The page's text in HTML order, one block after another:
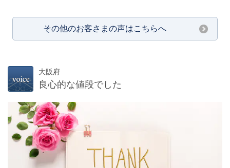
その他のお客さまの声はこちらへ
大阪府
良心的な値段でした